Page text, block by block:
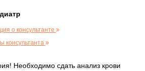
о консультанте
консультанта
Необходимо сдать анализ крови